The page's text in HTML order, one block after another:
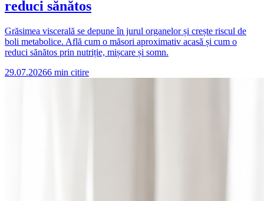
reduci sănătos
Grăsimea viscerală se depune în jurul organelor și crește riscul de
boli metabolice. Află cum o măsori aproximativ acasă și cum o
reduci sănătos prin nutriție, mișcare și somn.
29.07.20266 min citire